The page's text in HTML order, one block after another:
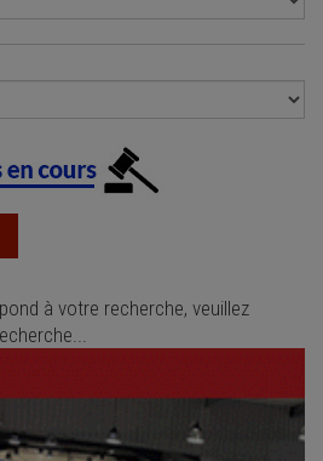
à votre recherche, veuillez